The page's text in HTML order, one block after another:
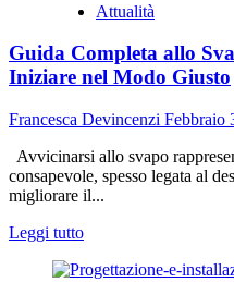
Forma
viso
quadrata
caratteristiche
e
riconoscimento
Attualità
Guida Completa allo
Iniziare nel Modo Giusto
Francesca Devincenzi Febbraio
Avvicinarsi allo svapo
consapevole, spesso legata al
migliorare il...
Leggi tuttoLeggi
più